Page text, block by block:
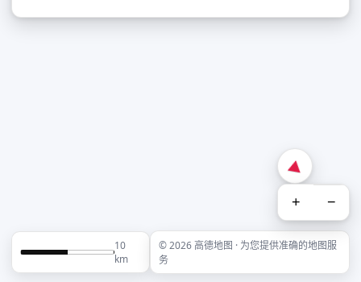
+ −
10
km
© 2026 高德地图 · 为您提供准确的地图服
务